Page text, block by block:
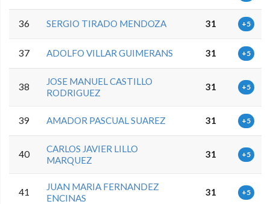
36 SERGIO TIRADO MENDOZA 31 +5
37 ADOLFO VILLAR GUIMERANS 31 +5
38
JOSE MANUEL CASTILLO
RODRIGUEZ
31 +5
39 AMADOR PASCUAL SUAREZ 31 +5
40
CARLOS JAVIER LILLO
MARQUEZ
31 +5
41
JUAN MARIA FERNANDEZ
ENCINAS
31 +5